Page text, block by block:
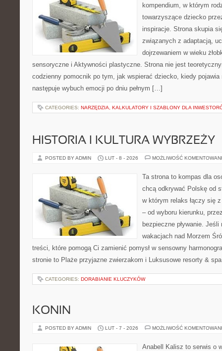
kompendium, w którym
towarzyszące dziecko
inspiracje. Strona skupia
związanych z adaptacją,
dojrzewaniem w wieku
sensoryczne i Aktywności plastyczne. Strona nie jest
codzienny pomocnik po tym, jak wspierać dziecko, kiedy
następuje wybuch emocji po dniu pełnym […]
CATEGORIES: NARZĘDZIA, KALKULATORY I SZABLONY DLA
HISTORIA I KULTURA WYBRZEŻY
POSTED BY ADMIN LUT - 8 - 2026 MOŻLIWOŚĆ
Ta strona to kompas dla
chcą odkrywać Polskę od
w którym relaks łączy się
– od wyboru kierunku,
bezpieczne pływanie.
wakacjach nad Morzem
treści, które pomogą Ci zamienić pomysł w sensowny
stronie to Plaże przyjazne zwierzakom i Luksusowe resorty &
CATEGORIES: DORABIANIE KLUCZYKÓW
KONIN
POSTED BY ADMIN LUT - 7 - 2026 MOŻLIWOŚĆ
Anabell Kalisz to serwis o